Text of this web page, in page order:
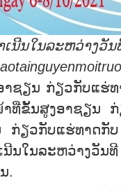
ເນີນໃນລະຫວ່າງວັ
ນ ກ່ຽວກັບແຮ່ທາ
ທີ່ຂັ້ນສູງອາຊຽນ ກ່
ກ່ຽວກັບແຮ່ທາດ
ນີນໃນລະຫວ່າງວັ
.